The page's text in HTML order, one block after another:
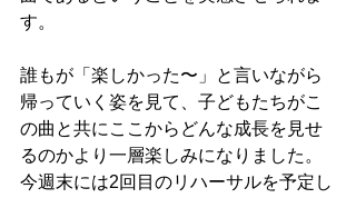
す。
誰もが「楽しかった〜」と言いながら
帰っていく姿を見て、子どもたちがこ
の曲と共にここからどんな成長を見せ
るのかより一層楽しみになりました。
今週末には2回目のリハーサルを予定し